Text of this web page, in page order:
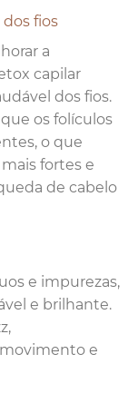
fios
a
capilar
dos fios.
os folículos
o que
fortes e
de cabelo
e impurezas,
e brilhante.
e